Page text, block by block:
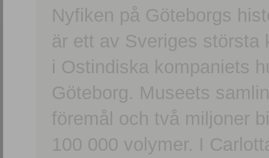
Nyfiken på Göteborgs
är ett av Sveriges största
i Ostindiska kompaniets
Göteborg. Museets
föremål och två miljoner
100 000 volymer. I